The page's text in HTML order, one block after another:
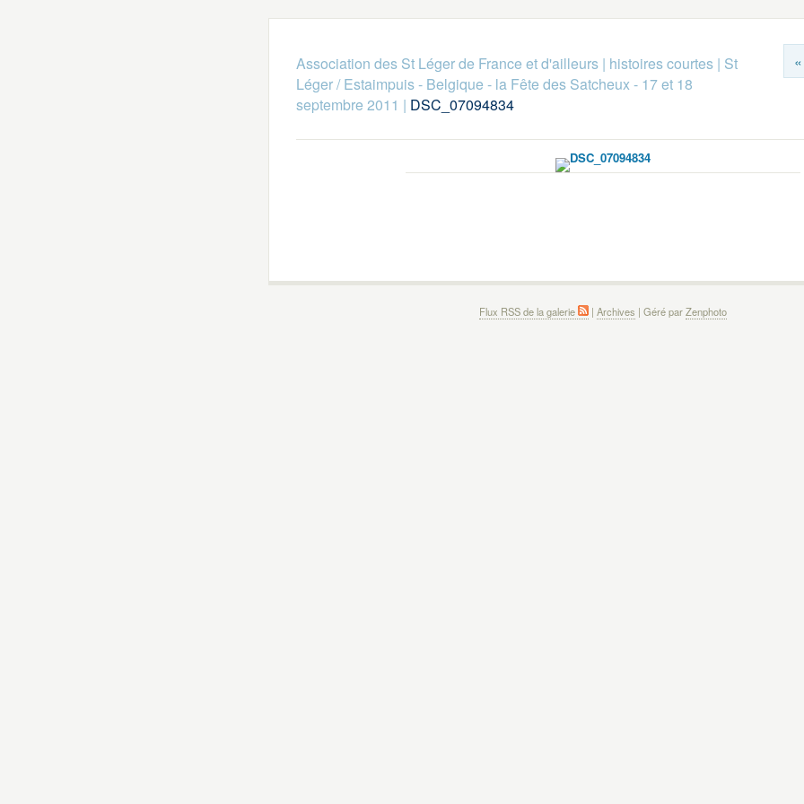
Association des St Léger de France et d'ailleurs| histoires courtes| St
Léger / Estaimpuis - Belgique - la Fête des Satcheux - 17 et 18
septembre 2011 | DSC_07094834
Flux RSS de la galerie | Archives | Géré parZenphoto